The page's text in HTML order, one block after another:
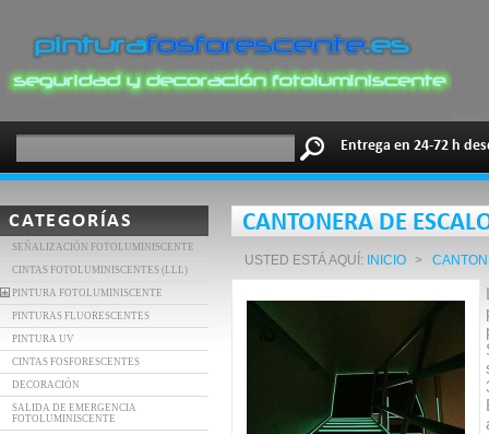
Entrega en 24-72 h
CATEGORÍAS
SEÑALIZACIÓN FOTOLUMINISCENTE
CINTAS FOTOLUMINISCENTES (LLL)
PINTURA FOTOLUMINISCENTE
PINTURAS FLUORESCENTES
PINTURA UV
CINTAS FOSFORESCENTES
DECORACIÓN
SALIDA DE EMERGENCIA
FOTOLUMINISCENTE
CANTONERA DE
USTED ESTÁ AQUÍ: INICIO >